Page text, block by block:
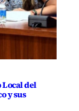
Local del
y sus